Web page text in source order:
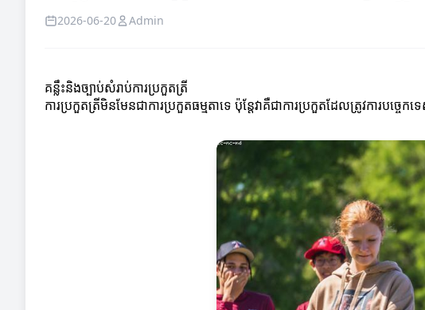
2026-06-20 Admin
គន្លឹះនិងច្បាប់សំរាប់ការប្រកួតត្រី
ការប្រកួតត្រីមិនមែនជាការប្រកួតធម្មតាទេ ប៉ុន្តែវាគឺជាការប្រកួតដែលត្រូវការបច្